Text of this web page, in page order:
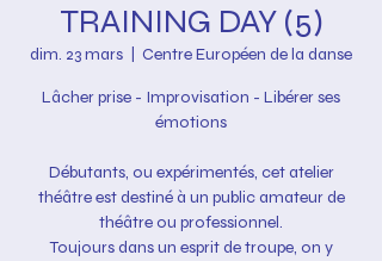
TRAINING DAY (5)
dim. 23 mars Centre Européen de la danse
Lâcher prise - Improvisation - Libérer ses
émotions
Débutants, ou expérimentés, cet atelier
théâtre est destiné à un public amateur de
théâtre ou professionnel.
Toujours dans un esprit de troupe, on y